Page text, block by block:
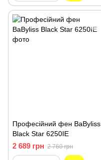
Професійний фен BaByliss
Black Star 6250IE
2 689 грн 2 760 грн